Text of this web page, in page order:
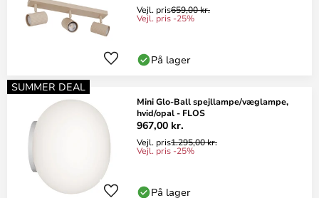
Vejl. pris659,00 kr.
Vejl. pris -25%
På lager
SUMMER DEAL
Mini Glo-Ball spejllampe/væglampe,
hvid/opal - FLOS
967,00 kr.
Vejl. pris1.295,00 kr.
Vejl. pris -25%
På lager